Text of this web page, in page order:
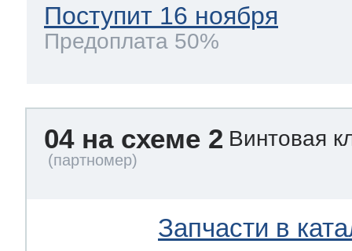
Поступит 16 ноября
Предоплата 50%
04 на схеме 2 Винтовая
Запчасти в